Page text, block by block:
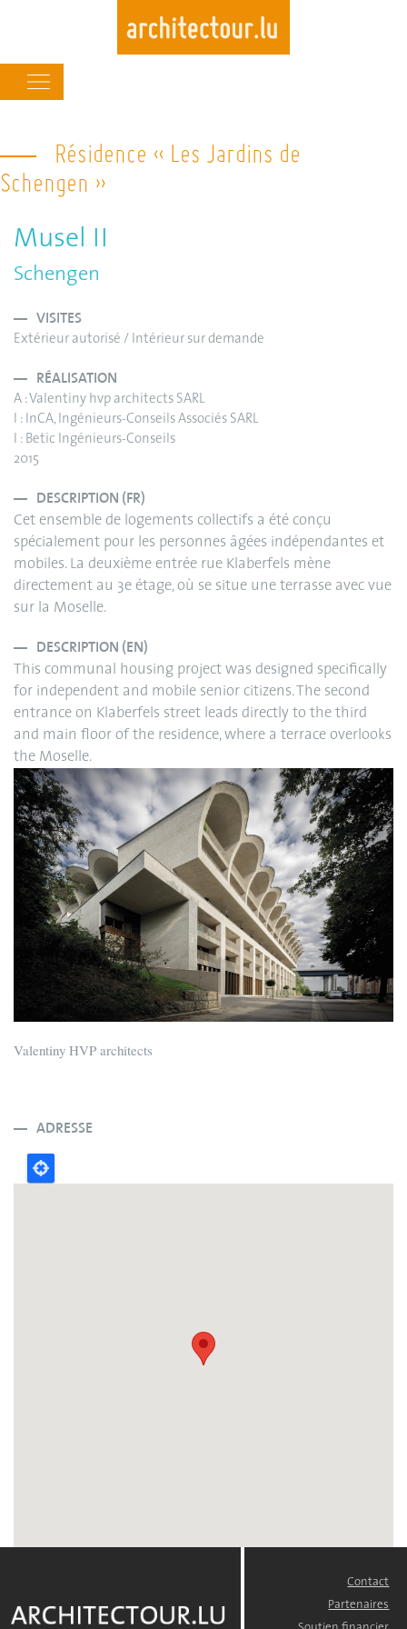
main
navigation
Résidence « Les Jardins de
Schengen »
Musel II
Schengen
VISITES
Extérieur autorisé / Intérieur sur demande
RÉALISATION
A : Valentiny hvp architects SARL
I : InCA, Ingénieurs-Conseils Associés SARL
I : Betic Ingénieurs-Conseils
2015
DESCRIPTION (FR)
Cet ensemble de logements collectifs a été conçu
spécialement pour les personnes âgées indépendantes et
mobiles. La deuxième entrée rue Klaberfels mène
directement au 3e étage, où se situe une terrasse avec vue
sur la Moselle.
DESCRIPTION (EN)
This communal housing project was designed specifically
for independent and mobile senior citizens. The second
entrance on Klaberfels street leads directly to the third
and main floor of the residence, where a terrace overlooks
the Moselle.
Valentiny HVP architects
ADRESSE
Contact
Partenaires